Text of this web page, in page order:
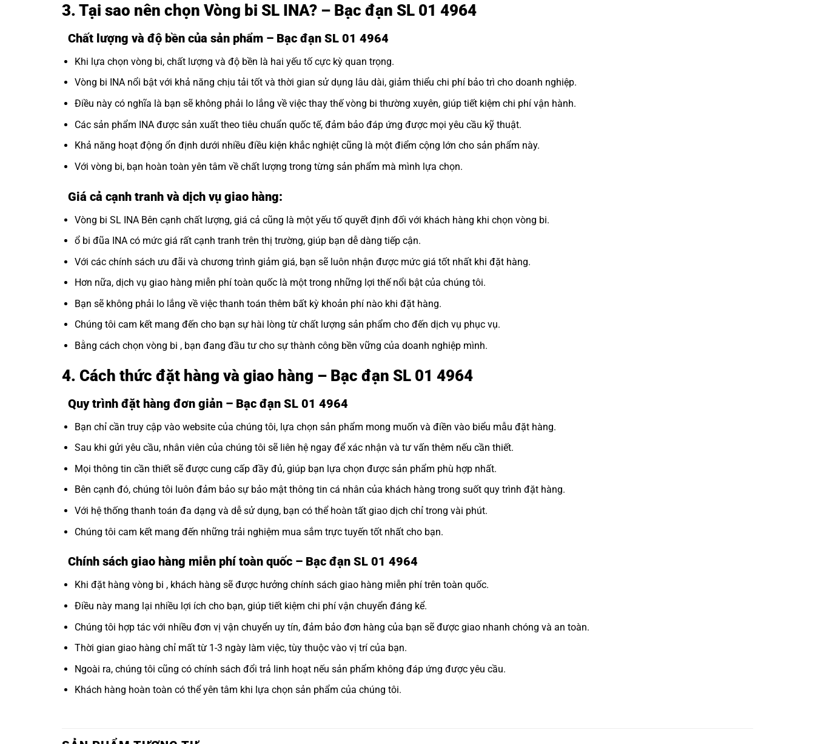
3. Tại sao nên chọn Vòng bi SL INA? – Bạc đạn SL 01 4964
Chất lượng và độ bền của sản phẩm – Bạc đạn SL 01 4964
Khi lựa chọn vòng bi, chất lượng và độ bền là hai yếu tố cực kỳ quan trọng.
Vòng bi INA nổi bật với khả năng chịu tải tốt và thời gian sử dụng lâu dài, giảm thiểu chi phí bảo trì cho doanh nghiệp.
Điều này có nghĩa là bạn sẽ không phải lo lắng về việc thay thế vòng bi thường xuyên, giúp tiết kiệm chi phí vận hành.
Các sản phẩm INA được sản xuất theo tiêu chuẩn quốc tế, đảm bảo đáp ứng được mọi yêu cầu kỹ thuật.
Khả năng hoạt động ổn định dưới nhiều điều kiện khắc nghiệt cũng là một điểm cộng lớn cho sản phẩm này.
Với vòng bi, bạn hoàn toàn yên tâm về chất lượng trong từng sản phẩm mà mình lựa chọn.
Giá cả cạnh tranh và dịch vụ giao hàng:
Vòng bi SL INA Bên cạnh chất lượng, giá cả cũng là một yếu tố quyết định đối với khách hàng khi chọn vòng bi.
ổ bi đũa INA có mức giá rất cạnh tranh trên thị trường, giúp bạn dễ dàng tiếp cận.
Với các chính sách ưu đãi và chương trình giảm giá, bạn sẽ luôn nhận được mức giá tốt nhất khi đặt hàng.
Hơn nữa, dịch vụ giao hàng miễn phí toàn quốc là một trong những lợi thế nổi bật của chúng tôi.
Bạn sẽ không phải lo lắng về việc thanh toán thêm bất kỳ khoản phí nào khi đặt hàng.
Chúng tôi cam kết mang đến cho bạn sự hài lòng từ chất lượng sản phẩm cho đến dịch vụ phục vụ.
Bằng cách chọn vòng bi , bạn đang đầu tư cho sự thành công bền vững của doanh nghiệp mình.
4. Cách thức đặt hàng và giao hàng – Bạc đạn SL 01 4964
Quy trình đặt hàng đơn giản – Bạc đạn SL 01 4964
Bạn chỉ cần truy cập vào website của chúng tôi, lựa chọn sản phẩm mong muốn và điền vào biểu mẫu đặt hàng.
Sau khi gửi yêu cầu, nhân viên của chúng tôi sẽ liên hệ ngay để xác nhận và tư vấn thêm nếu cần thiết.
Mọi thông tin cần thiết sẽ được cung cấp đầy đủ, giúp bạn lựa chọn được sản phẩm phù hợp nhất.
Bên cạnh đó, chúng tôi luôn đảm bảo sự bảo mật thông tin cá nhân của khách hàng trong suốt quy trình đặt hàng.
Với hệ thống thanh toán đa dạng và dễ sử dụng, bạn có thể hoàn tất giao dịch chỉ trong vài phút.
Chúng tôi cam kết mang đến những trải nghiệm mua sắm trực tuyến tốt nhất cho bạn.
Chính sách giao hàng miễn phí toàn quốc – Bạc đạn SL 01 4964
Khi đặt hàng vòng bi , khách hàng sẽ được hưởng chính sách giao hàng miễn phí trên toàn quốc.
Điều này mang lại nhiều lợi ích cho bạn, giúp tiết kiệm chi phí vận chuyển đáng kể.
Chúng tôi hợp tác với nhiều đơn vị vận chuyển uy tín, đảm bảo đơn hàng của bạn sẽ được giao nhanh chóng và an toàn.
Thời gian giao hàng chỉ mất từ 1-3 ngày làm việc, tùy thuộc vào vị trí của bạn.
Ngoài ra, chúng tôi cũng có chính sách đổi trả linh hoạt nếu sản phẩm không đáp ứng được yêu cầu.
Khách hàng hoàn toàn có thể yên tâm khi lựa chọn sản phẩm của chúng tôi.